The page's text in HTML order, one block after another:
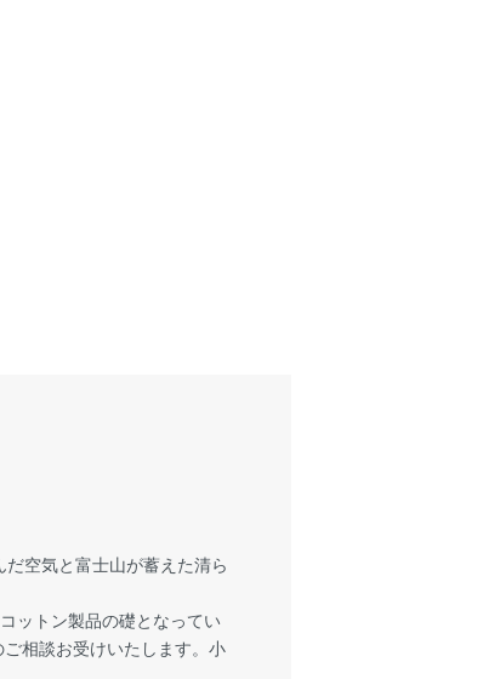
空気と富士山が蓄えた清ら
ットン製品の礎となってい
相談お受けいたします。小